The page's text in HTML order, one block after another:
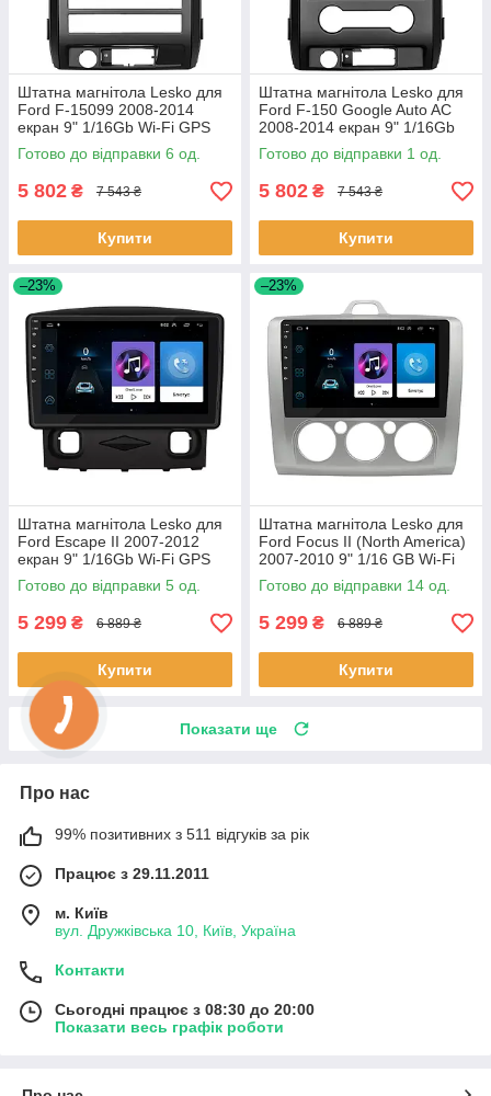
Штатна магнітола Lesko для
Ford F-15099 2008-2014
екран 9" 1/16Gb Wi-Fi GPS
Base 6 шт.
Готово до відправки 6 од.
5 802 ₴ 7 543 ₴
Купити
Штатна магнітола Lesko для
Ford F-150 Google Auto AC
2008-2014 екран 9" 1/16Gb
Wi-Fi GPS Base 1 шт.
Готово до відправки 1 од.
5 802 ₴ 7 543 ₴
Купити
–23%
Штатна магнітола Lesko для
Ford Escape II 2007-2012
екран 9" 1/16Gb Wi-Fi GPS
Base 5 шт.
Готово до відправки 5 од.
5 299 ₴ 6 889 ₴
Купити
–23%
Штатна магнітола Lesko для
Ford Focus II (North America)
2007-2010 9" 1/16 GB Wi-Fi
Optima GPS Android Фо 14шт
Готово до відправки 14 од.
5 299 ₴ 6 889 ₴
Купити
Показати ще
Про нас
99% позитивних з 511 відгуків за рік
Працює з 29.11.2011
м. Київ
вул. Дружківська 10, Київ, Україна
Контакти
Сьогодні працює з 08:30 до 20:00
Показати весь графік роботи